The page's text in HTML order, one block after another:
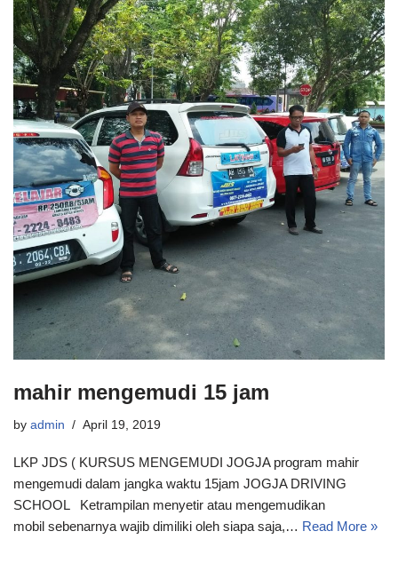
mahir mengemudi 15 jam
by admin April 19, 2019
LKP JDS ( KURSUS MENGEMUDI JOGJA program mahir
mengemudi dalam jangka waktu 15jam JOGJA DRIVING
SCHOOL Ketrampilan menyetir atau mengemudikan
mobil sebenarnya wajib dimiliki oleh siapa saja,… Read More »